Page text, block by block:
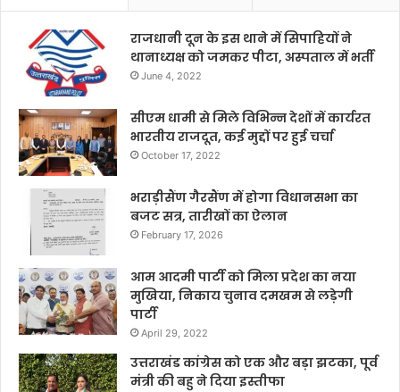
राजधानी दून के इस थाने में सिपाहियों ने
थानाध्यक्ष को जमकर पीटा, अस्पताल में भर्ती
June 4, 2022
सीएम धामी से मिले विभिन्न देशों में कार्यरत
भारतीय राजदूत, कई मुद्दों पर हुई चर्चा
October 17, 2022
भराड़ीसैंण गैरसैंण में होगा विधानसभा का
बजट सत्र, तारीखों का ऐलान
February 17, 2026
आम आदमी पार्टी को मिला प्रदेश का नया
मुखिया, निकाय चुनाव दमखम से लड़ेगी
पार्टी
April 29, 2022
उत्तराखंड कांग्रेस को एक और बड़ा झटका, पूर्व
मंत्री की बहु ने दिया इस्तीफा